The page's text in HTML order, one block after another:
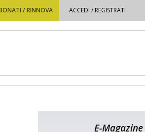
/ RINNOVA ACCEDI / REGISTRATI
E-Magazine